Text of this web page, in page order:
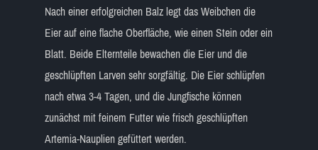
Nach einer erfolgreichen Balz legt das Weibchen die
Eier auf eine flache Oberfläche, wie einen Stein oder ein
Blatt. Beide Elternteile bewachen die Eier und die
geschlüpften Larven sehr sorgfältig. Die Eier schlüpfen
nach etwa 3-4 Tagen, und die Jungfische können
zunächst mit feinem Futter wie frisch geschlüpften
Artemia-Nauplien gefüttert werden.